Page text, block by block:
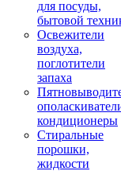
для посуды,
бытовой
Освежители
воздуха,
поглотители
запаха
кондиционеры
Стиральные
порошки,
жидкости